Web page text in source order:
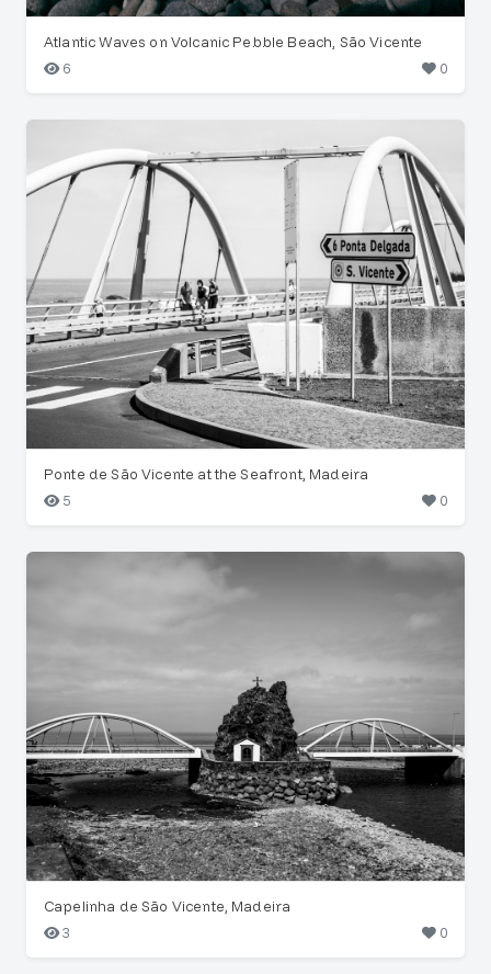
Atlantic Waves on Volcanic Pebble Beach, São Vicente
6
0
Ponte de São Vicente at the Seafront, Madeira
5
0
Capelinha de São Vicente, Madeira
3
0